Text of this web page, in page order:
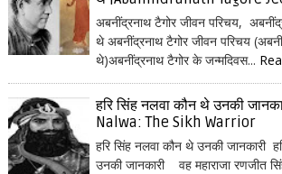
अबनींद्रनाथ टैगोर जीवन परिचय,
थे अबनींद्रनाथ टैगोर जीवन परिचय
थे)अबनींद्रनाथ टैगोर के जन्मदिवस...
हरि सिंह नलवा कौन थे उनकी
Nalwa: The Sikh Warrior
हरि सिंह नलवा कौन थे उनकी जानकारी
उनकी जानकारी वह महाराजा रणजीत